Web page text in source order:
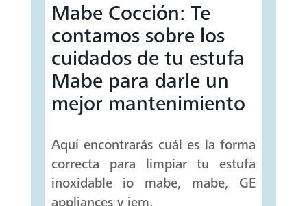
Mabe Cocción: Te
contamos sobre los
cuidados de tu estufa
Mabe para darle un
mejor mantenimiento
Aquí encontrarás cuál es la forma
correcta para limpiar tu estufa
inoxidable io mabe, mabe, GE
appliances y iem.